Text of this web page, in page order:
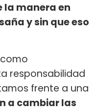
la manera en
y sin que eso
responsabilidad
frente a una
a cambiar las